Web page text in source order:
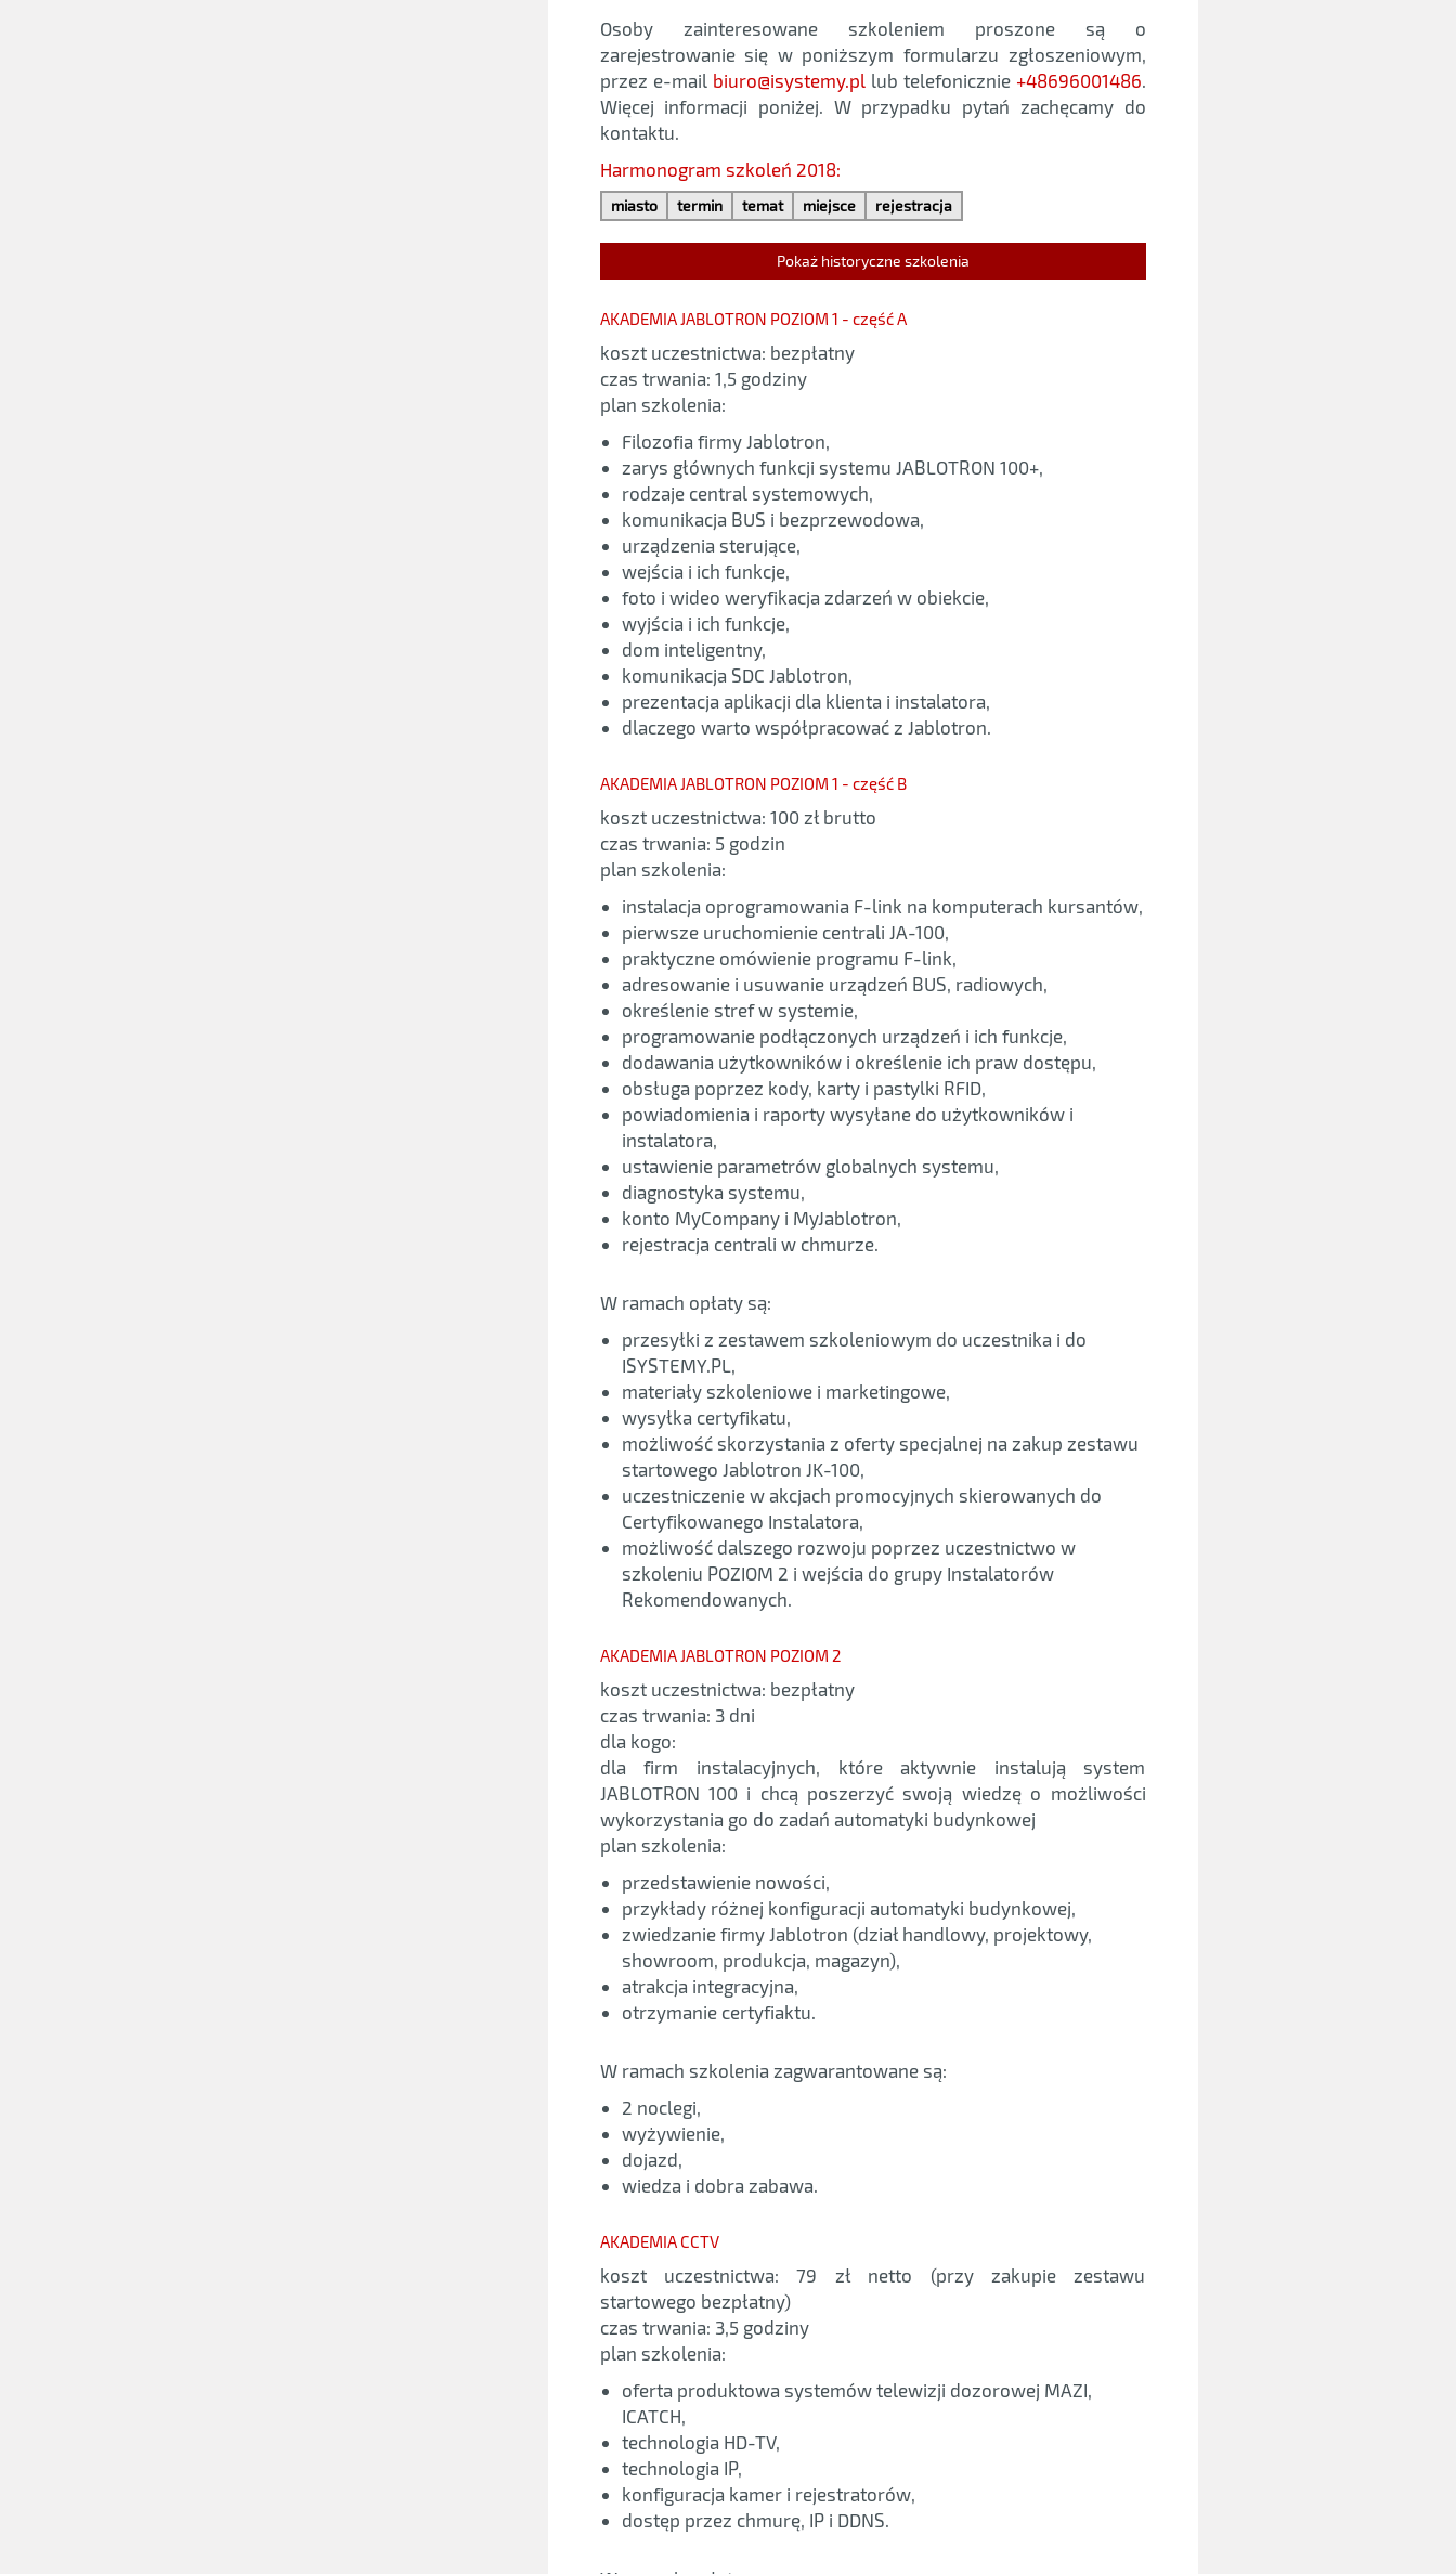
Osoby zainteresowane szkoleniem proszone są o
zarejestrowanie się w poniższym formularzu zgłoszeniowym,
przez e-mail biuro@isystemy.pllub telefonicznie +48696001486.
Więcej informacji poniżej. W przypadku pytań zachęcamy do
kontaktu.
Harmonogram szkoleń 2018:
miasto termin temat miejsce rejestracja
Pokaż historyczne szkolenia
AKADEMIA JABLOTRON POZIOM 1 - część A
koszt uczestnictwa: bezpłatny
czas trwania: 1,5 godziny
plan szkolenia:
Filozofia firmy Jablotron,
zarys głównych funkcji systemu JABLOTRON 100+,
rodzaje central systemowych,
komunikacja BUS i bezprzewodowa,
urządzenia sterujące,
wejścia i ich funkcje,
foto i wideo weryfikacja zdarzeń w obiekcie,
wyjścia i ich funkcje,
dom inteligentny,
komunikacja SDC Jablotron,
prezentacja aplikacji dla klienta i instalatora,
dlaczego warto współpracować z Jablotron.
AKADEMIA JABLOTRON POZIOM 1 - część B
koszt uczestnictwa: 100 zł brutto
czas trwania: 5 godzin
plan szkolenia:
instalacja oprogramowania F-link na komputerach kursantów,
pierwsze uruchomienie centrali JA-100,
praktyczne omówienie programu F-link,
adresowanie i usuwanie urządzeń BUS, radiowych,
określenie stref w systemie,
programowanie podłączonych urządzeń i ich funkcje,
dodawania użytkowników i określenie ich praw dostępu,
obsługa poprzez kody, karty i pastylki RFID,
powiadomienia i raporty wysyłane do użytkowników i
instalatora,
ustawienie parametrów globalnych systemu,
diagnostyka systemu,
konto MyCompany i MyJablotron,
rejestracja centrali w chmurze.
W ramach opłaty są:
przesyłki z zestawem szkoleniowym do uczestnika i do
ISYSTEMY.PL,
materiały szkoleniowe i marketingowe,
wysyłka certyfikatu,
możliwość skorzystania z oferty specjalnej na zakup zestawu
startowego Jablotron JK-100,
uczestniczenie w akcjach promocyjnych skierowanych do
Certyfikowanego Instalatora,
możliwość dalszego rozwoju poprzez uczestnictwo w
szkoleniu POZIOM 2 i wejścia do grupy Instalatorów
Rekomendowanych.
AKADEMIA JABLOTRON POZIOM 2
koszt uczestnictwa: bezpłatny
czas trwania: 3 dni
dla kogo:
dla firm instalacyjnych, które aktywnie instalują system
JABLOTRON 100 i chcą poszerzyć swoją wiedzę o możliwości
wykorzystania go do zadań automatyki budynkowej
plan szkolenia:
przedstawienie nowości,
przykłady różnej konfiguracji automatyki budynkowej,
zwiedzanie firmy Jablotron (dział handlowy, projektowy,
showroom, produkcja, magazyn),
atrakcja integracyjna,
otrzymanie certyfiaktu.
W ramach szkolenia zagwarantowane są:
2 noclegi,
wyżywienie,
dojazd,
wiedza i dobra zabawa.
AKADEMIA CCTV
koszt uczestnictwa: 79 zł netto (przy zakupie zestawu
startowego bezpłatny)
czas trwania: 3,5 godziny
plan szkolenia:
oferta produktowa systemów telewizji dozorowej MAZI,
ICATCH,
technologia HD-TV,
technologia IP,
konfiguracja kamer i rejestratorów,
dostęp przez chmurę, IP i DDNS.